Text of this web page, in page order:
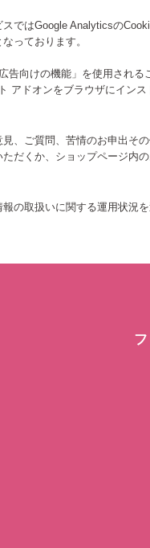
ではGoogle Analyticsの
っております。
告向けの機能」を使用され
アドオンをブラウザにインス
、ご質問、苦情のお申出そ
だくか、ショップページ内
の取扱いに関する運用状況